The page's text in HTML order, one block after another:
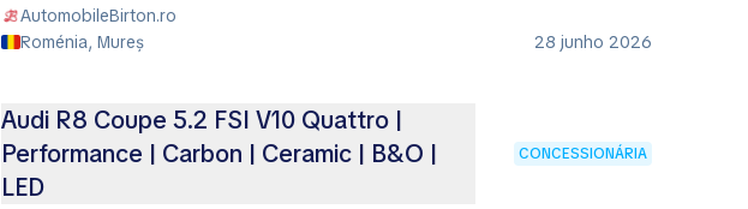
AutomobileBirton.ro
Roménia, Mureș
28 junho 2026
Audi R8 Coupe 5.2 FSI V10 Quattro |
Performance | Carbon | Ceramic | B&O |
LED
CONCESSIONÁRIA